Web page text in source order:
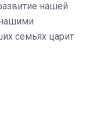
нашей
семьях царит